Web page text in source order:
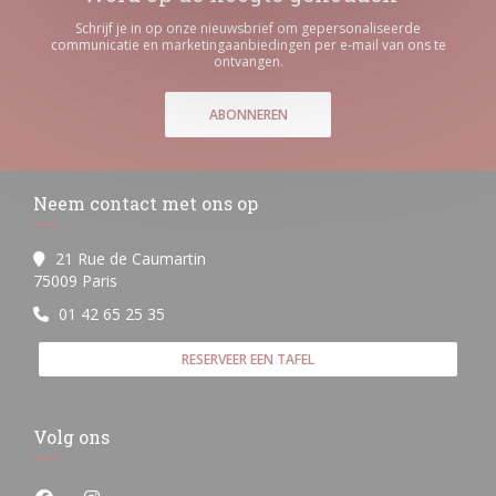
Schrijf je in op onze nieuwsbrief om gepersonaliseerde
communicatie en marketingaanbiedingen per e-mail van ons te
ontvangen.
ABONNEREN
Neem contact met ons op
21 Rue de Caumartin
75009 Paris
01 42 65 25 35
RESERVEER EEN TAFEL
Volg ons